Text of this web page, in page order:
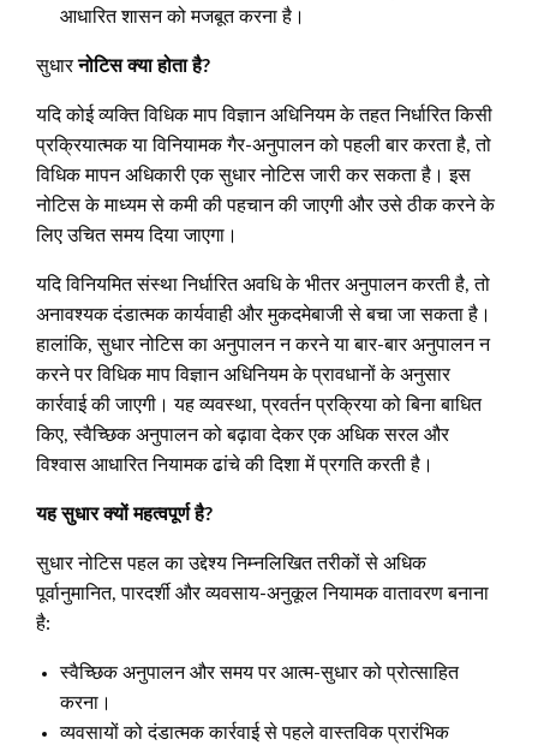
आधारित शासन को मजबूत करना है।
सुधारनोटिस क्या होता है?
यदि कोई व्यक्ति विधिक माप विज्ञान अधिनियम के तहत निर्धारित किसी
प्रक्रियात्मक या विनियामक गैर-अनुपालन को पहली बार करता है, तो
विधिक मापन अधिकारी एक सुधार नोटिस जारी कर सकता है। इस
नोटिस के माध्यम से कमी की पहचान की जाएगी और उसे ठीक करने के
लिए उचित समय दिया जाएगा।
यदि विनियमित संस्था निर्धारित अवधि के भीतर अनुपालन करती है, तो
अनावश्यक दंडात्मक कार्यवाही और मुकदमेबाजी से बचा जा सकता है।
हालांकि, सुधार नोटिस का अनुपालन न करने या बार-बार अनुपालन न
करने पर विधिक माप विज्ञान अधिनियम के प्रावधानों के अनुसार
कार्रवाई की जाएगी। यह व्यवस्था, प्रवर्तन प्रक्रिया को बिना बाधित
किए, स्वैच्छिक अनुपालन को बढ़ावा देकर एक अधिक सरल और
विश्वास आधारित नियामक ढांचे की दिशा में प्रगति करती है।
यह सुधार क्यों महत्वपूर्ण है?
सुधार नोटिस पहल का उद्देश्य निम्नलिखित तरीकों से अधिक
पूर्वानुमानित, पारदर्शी और व्यवसाय-अनुकूल नियामक वातावरण बनाना
है:
स्वैच्छिक अनुपालन और समय पर आत्म-सुधार को प्रोत्साहित
करना।
व्यवसायों को दंडात्मक कार्रवाई से पहले वास्तविक प्रारंभिक